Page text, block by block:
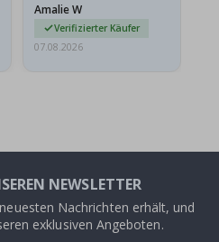
Amalie W
Verifizierter Käufer
07.08.2026
NEWSLETTER
Nachrichten erhält, und
exklusiven Angeboten.